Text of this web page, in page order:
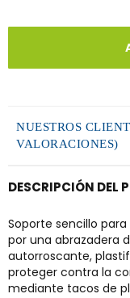
NUESTROS
VALORACIONES)
DESCRIPCIÓN DEL
Soporte sencillo
por una abrazadera
autorroscante,
proteger contra la
mediante tacos de